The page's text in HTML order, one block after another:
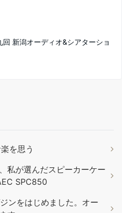
回 新潟オーディオ&シアターショ
を思う
私が選んだスピーカーケー
SPC850
ンをはじめました。オー